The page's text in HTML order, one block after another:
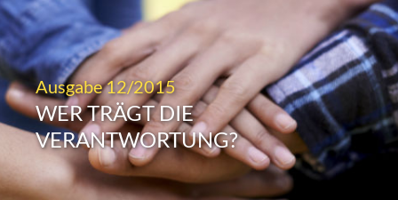
Ausgabe 12/2015
WER TRÄGT DIE
VERANTWORTUNG?